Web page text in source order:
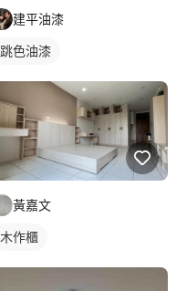
建平油漆
跳色油漆
黃嘉文
木作櫃